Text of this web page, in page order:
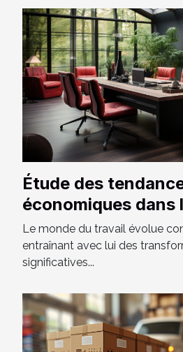
Étude des
économiques dans
mobilier de bureau
Le monde du travail évolue
entraînant avec lui des
significatives...